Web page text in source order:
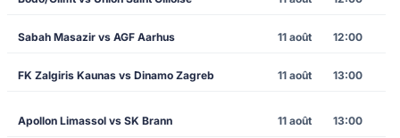
Sabah Masazir vs AGF Aarhus 11 août 12:00
FK Zalgiris Kaunas vs Dinamo Zagreb 11 août 13:00
Apollon Limassol vs SK Brann 11 août 13:00